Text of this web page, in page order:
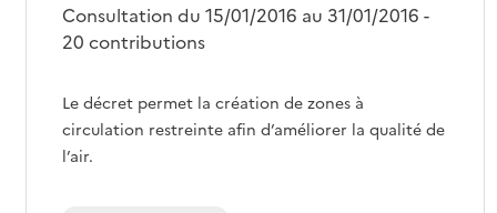
Consultation du 15/01/2016 au 31/01/2016 -
20 contributions
Le décret permet la création de zones à
circulation restreinte afin d’améliorer la qualité de
l’air.